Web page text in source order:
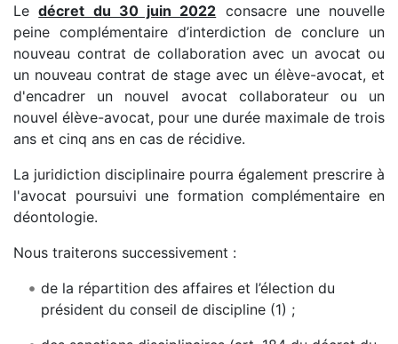
Ledécret du 30 juin 2022 consacre une nouvelle
peine complémentaire d’interdiction de conclure un
nouveau contrat de collaboration avec un avocat ou
un nouveau contrat de stage avec un élève-avocat, et
d'encadrer un nouvel avocat collaborateur ou un
nouvel élève-avocat, pour une durée maximale de trois
ans et cinq ans en cas de récidive.
La juridiction disciplinaire pourra également prescrire à
l'avocat poursuivi une formation complémentaire en
déontologie.
Nous traiterons successivement :
de la répartition des affaires et l’élection du
président du conseil de discipline (1) ;